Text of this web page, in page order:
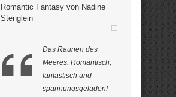
Romantic Fantasy von Nadine
Stenglein
Das Raunen des
Meeres: Romantisch,
fantastisch und
spannungsgeladen!